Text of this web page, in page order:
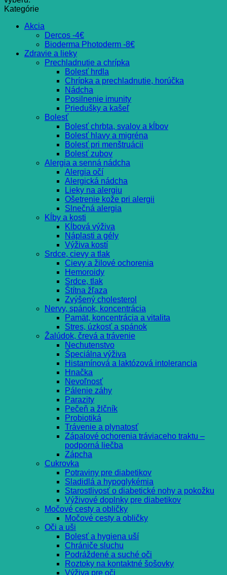
Kategórie
Akcia
Dercos -4€
Bioderma Photoderm -8€
Zdravie a lieky
Prechladnutie a chrípka
Bolesť hrdla
Chrípka a prechladnutie, horúčka
Nádcha
Posilnenie imunity
Priedušky a kašeľ
Bolesť
Bolesť chrbta, svalov a kĺbov
Bolesť hlavy a migréna
Bolesť pri menštruácii
Bolesť zubov
Alergia a senná nádcha
Alergia očí
Alergická nádcha
Lieky na alergiu
Ošetrenie kože pri alergii
Slnečná alergia
Kĺby a kosti
Kĺbová výživa
Náplasti a gély
Výživa kostí
Srdce, cievy a tlak
Cievy a žilové ochorenia
Hemoroidy
Srdce, tlak
Štítna žľaza
Zvýšený cholesterol
Nervy, spánok, koncentrácia
Pamät, koncentrácia a vitalita
Stres, úzkosť a spánok
Žalúdok, črevá a trávenie
Nechutenstvo
Špeciálna výživa
Histamínová a laktózová intolerancia
Hnačka
Nevoľnosť
Pálenie záhy
Parazity
Pečeň a žlčník
Probiotiká
Trávenie a plynatosť
Zápalové ochorenia tráviaceho traktu –
podporná liečba
Zápcha
Cukrovka
Potraviny pre diabetikov
Sladidlá a hypoglykémia
Starostlivosť o diabetické nohy a pokožku
Výživové doplnky pre diabetikov
Močové cesty a obličky
Močové cesty a obličky
Oči a uši
Bolesť a hygiena uší
Chrániče sluchu
Podráždené a suché oči
Roztoky na kontaktné šošovky
Výživa pre oči